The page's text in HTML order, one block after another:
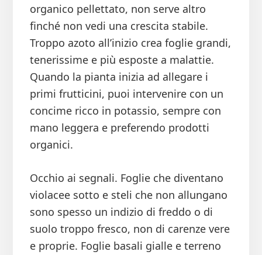
organico pellettato, non serve altro
finché non vedi una crescita stabile.
Troppo azoto all’inizio crea foglie grandi,
tenerissime e più esposte a malattie.
Quando la pianta inizia ad allegare i
primi frutticini, puoi intervenire con un
concime ricco in potassio, sempre con
mano leggera e preferendo prodotti
organici.
Occhio ai segnali. Foglie che diventano
violacee sotto e steli che non allungano
sono spesso un indizio di freddo o di
suolo troppo fresco, non di carenze vere
e proprie. Foglie basali gialle e terreno